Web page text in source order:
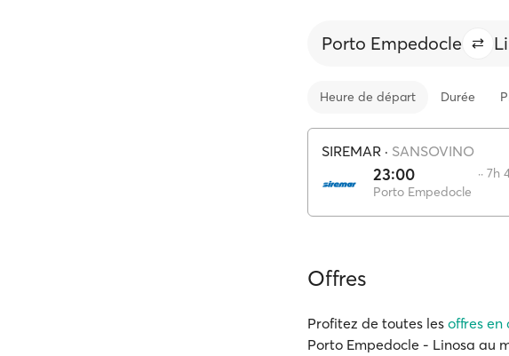
Porto Empedocle
Heure de départ Durée
SIREMAR · SANSOVINO
23:00
Porto Empedocle
·· 7h
Offres
Profitez de toutes les offres en
Porto Empedocle - Linosa au